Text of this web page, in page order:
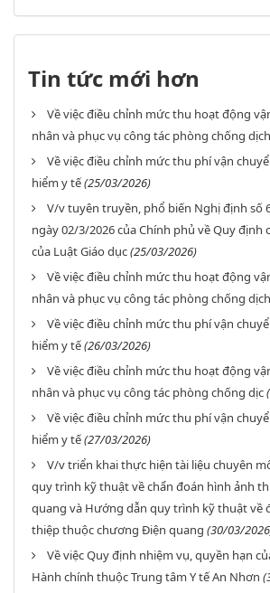
Tin tức mới hơn
Về việc điều chỉnh mức thu hoạt động
nhân và phục vụ công tác phòng chống dịch
Về việc điều chỉnh mức thu phí vận
hiểm y tế(25/03/2026)
V/v tuyên truyền, phổ biến Nghị định số
ngày 02/3/2026 của Chính phủ về Quy định
của Luật Giáo dục(25/03/2026)
Về việc điều chỉnh mức thu hoạt động
nhân và phục vụ công tác phòng chống dịch
Về việc điều chỉnh mức thu phí vận
hiểm y tế(26/03/2026)
Về việc điều chỉnh mức thu hoạt động
nhân và phục vụ công tác phòng chống dịc
Về việc điều chỉnh mức thu phí vận
hiểm y tế(27/03/2026)
V/v triển khai thực hiện tài liệu chuyên
quy trình kỹ thuật về chẩn đoán hình ảnh
quang và Hướng dẫn quy trình kỹ thuật về
thiệp thuộc chương Điện quang (30/03/
Về việc Quy định nhiệm vụ, quyền hạn
Hành chính thuộc Trung tâm Y tế An Nhơn